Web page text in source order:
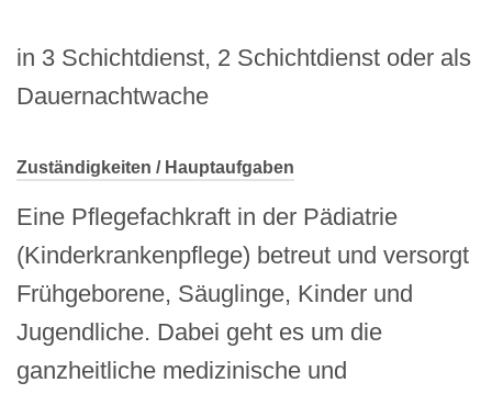
in 3 Schichtdienst, 2 Schichtdienst oder als
Dauernachtwache
Zuständigkeiten / Hauptaufgaben
Eine Pflegefachkraft in der Pädiatrie
(Kinderkrankenpflege) betreut und versorgt
Frühgeborene, Säuglinge, Kinder und
Jugendliche. Dabei geht es um die
ganzheitliche medizinische und